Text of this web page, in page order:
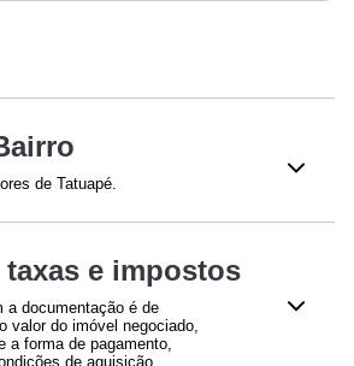
de Tatuapé.
Tatuapé(607m)
e impostos
a documentação é de
valor do imóvel negociado,
a forma de pagamento,
de aquisição.